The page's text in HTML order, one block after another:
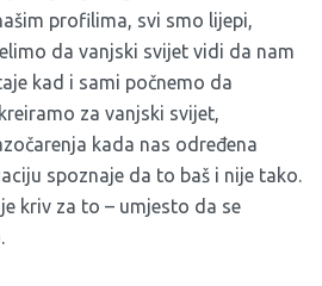
profilima, svi smo lijepi,
da vanjski svijet vidi da nam
kad i sami počnemo da
za vanjski svijet,
kada nas određena
spoznaje da to baš i nije tako.
kriv za to – umjesto da se